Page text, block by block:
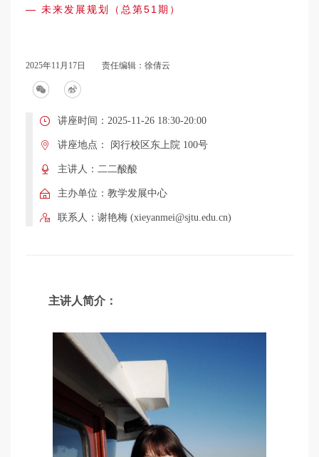
现
·
学
术
讲
— 未来发展规划（总第51期）
2025年11月17日 责任编辑：徐倩云
讲座时间：2025-11-26 18:30-20:00
讲座地点： 闵行校区东上院 100号
主讲人：二二酸酸
主办单位：教学发展中心
联系人：谢艳梅 (xieyanmei@sjtu.edu.cn)
主讲人简介：